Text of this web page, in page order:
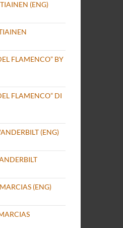
(ENG)
FLAMENCO” BY
FLAMENCO” DI
(ENG)
(ENG)